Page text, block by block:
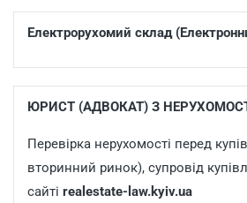
Електрорухомий склад
ЮРИСТ (АДВОКАТ) З
Перевірка нерухомості перед
вторинний ринок), супровід
сайті realestate-law.kyiv.ua